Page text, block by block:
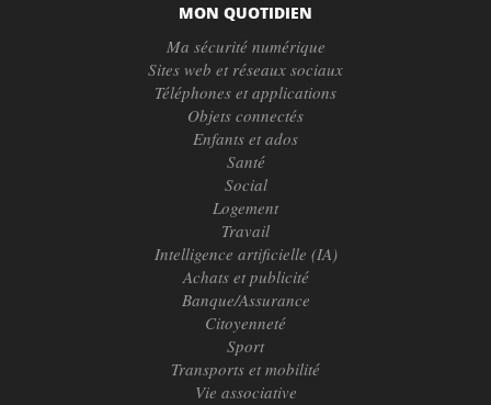
MON QUOTIDIEN
Ma sécurité numérique
Sites web et réseaux sociaux
Téléphones et applications
Objets connectés
Enfants et ados
Santé
Social
Logement
Travail
Intelligence artificielle (IA)
Achats et publicité
Banque/Assurance
Citoyenneté
Sport
Transports et mobilité
Vie associative